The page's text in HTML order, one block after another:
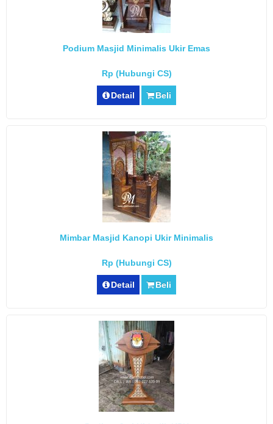
Podium Masjid Minimalis Ukir Emas
Rp (Hubungi CS)
Detail Beli
Mimbar Masjid Kanopi Ukir Minimalis
Rp (Hubungi CS)
Detail Beli